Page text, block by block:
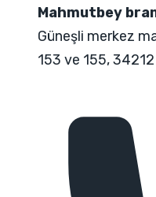
Mahmutbey
Güneşli merkez
153 ve 155,